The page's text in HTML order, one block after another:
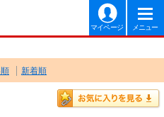
マイページ メニュー
新着順